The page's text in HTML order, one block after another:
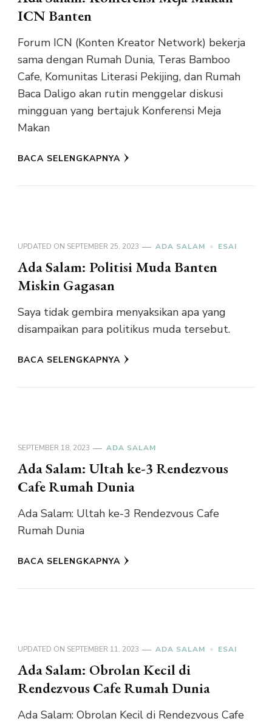
ICN Banten
Forum ICN (Konten Kreator Network) bekerja
sama dengan Rumah Dunia, Teras Bamboo
Cafe, Komunitas Literasi Pekijing, dan Rumah
Baca Daligo akan rutin menggelar diskusi
mingguan yang bertajuk Konferensi Meja
Makan
BACA SELENGKAPNYA
UPDATED ON SEPTEMBER 25, 2023 ADA SALAM ESAI
Ada Salam: Politisi Muda Banten
Miskin Gagasan
Saya tidak gembira menyaksikan apa yang
disampaikan para politikus muda tersebut.
BACA SELENGKAPNYA
SEPTEMBER 18, 2023 ADA SALAM
Ada Salam: Ultah ke-3 Rendezvous
Cafe Rumah Dunia
Ada Salam: Ultah ke-3 Rendezvous Cafe
Rumah Dunia
BACA SELENGKAPNYA
UPDATED ON SEPTEMBER 11, 2023 ADA SALAM ESAI
Ada Salam: Obrolan Kecil di
Rendezvous Cafe Rumah Dunia
Ada Salam: Obrolan Kecil di Rendezvous Cafe